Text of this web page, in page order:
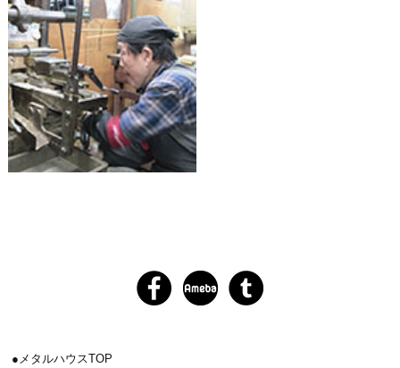
メタルハウスTOP